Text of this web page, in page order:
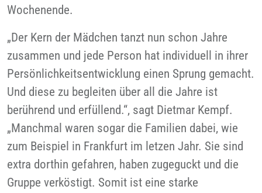
Wochenende.
„Der Kern der Mädchen tanzt nun schon Jahre
zusammen und jede Person hat individuell in ihrer
Persönlichkeitsentwicklung einen Sprung gemacht.
Und diese zu begleiten über all die Jahre ist
berührend und erfüllend.“, sagt Dietmar Kempf.
„Manchmal waren sogar die Familien dabei, wie
zum Beispiel in Frankfurt im letzen Jahr. Sie sind
extra dorthin gefahren, haben zugeguckt und die
Gruppe verköstigt. Somit ist eine starke